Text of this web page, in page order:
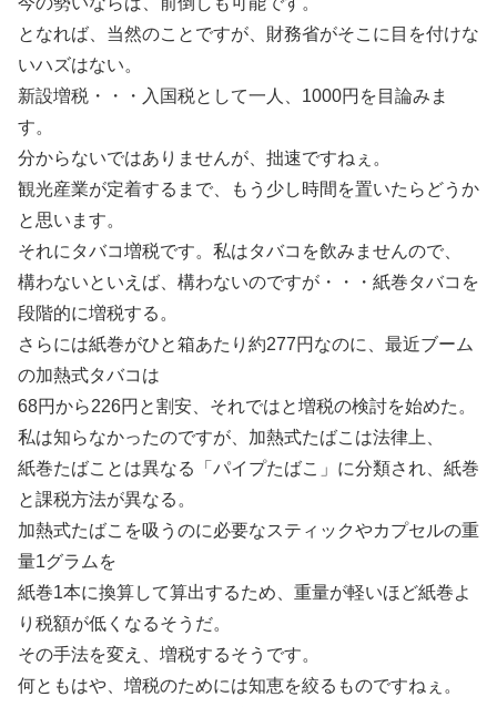
となれば、当然のことですが、財務省がそこに目を付けな
いハズはない。
新設増税・・・入国税として一人、1000円を目論みま
す。
分からないではありませんが、拙速ですねぇ。
観光産業が定着するまで、もう少し時間を置いたらどうか
と思います。
それにタバコ増税です。私はタバコを飲みませんので、
構わないといえば、構わないのですが・・・紙巻タバコを
段階的に増税する。
さらには紙巻がひと箱あたり約277円なのに、最近ブーム
の加熱式タバコは
68円から226円と割安、それではと増税の検討を始めた。
私は知らなかったのですが、加熱式たばこは法律上、
紙巻たばことは異なる「パイプたばこ」に分類され、紙巻
と課税方法が異なる。
加熱式たばこを吸うのに必要なスティックやカプセルの重
量1グラムを
紙巻1本に換算して算出するため、重量が軽いほど紙巻よ
り税額が低くなるそうだ。
その手法を変え、増税するそうです。
何ともはや、増税のためには知恵を絞るものですねぇ。